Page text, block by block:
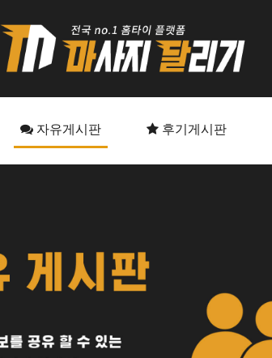
자유게시판 후기게시판